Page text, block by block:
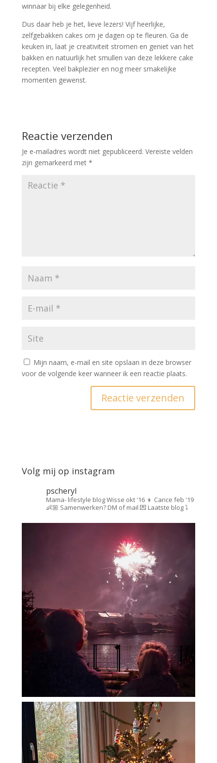
winnaar bij elke gelegenheid.
Dus daar heb je het, lieve lezers! Vijf heerlijke,
zelfgebakken cakes om je dagen op te fleuren. Ga de
keuken in, laat je creativiteit stromen en geniet van het
bakken en natuurlijk het smullen van deze lekkere cake
recepten. Veel bakplezier en nog meer smakelijke
momenten gewenst.
Reactie verzenden
Je e-mailadres wordt niet gepubliceerd. Vereiste velden
zijn gemarkeerd met *
Mijn naam, e-mail en site opslaan in deze browser
voor de volgende keer wanneer ik een reactie plaats.
Volg mij op instagram
pscheryl
Mama- lifestyle blogWisse okt '16 👦 Carice feb '19
👶🏼 Samenwerken? DM of mail 💌Laatste blog ⤵️